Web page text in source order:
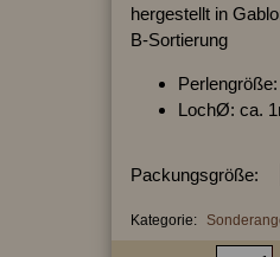
hergestellt in
B-Sortierung
LochØ: ca.
Packungsgröße:
Kategorie: